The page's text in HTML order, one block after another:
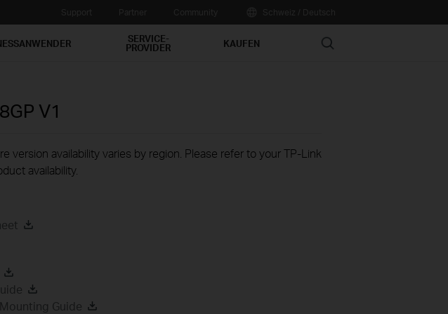
SERVICE-
PROVIDER KAUFEN Search
V1
version availability varies by region. Please refer to your TP-Link
availability.
Guide